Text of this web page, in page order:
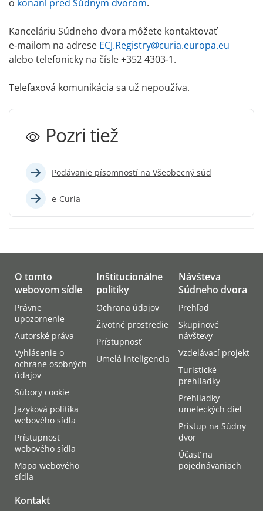
o konaní pred Súdnym dvorom.
Kanceláriu Súdneho dvora môžete kontaktovať
e‑mailom na adrese ECJ.Registry@curia.europa.eu
alebo telefonicky na čísle +352 4303‑1.
Telefaxová komunikácia sa už nepoužíva.
Pozri tiež
Podávanie písomností na Všeobecný súd
e-Curia
O tomto
webovom sídle
Právne
upozornenie
Autorské práva
Vyhlásenie o
ochrane osobných
údajov
Súbory cookie
Jazyková politika
webového sídla
Prístupnosť
webového sídla
Mapa webového
sídla
Inštitucionálne
politiky
Ochrana údajov
Životné prostredie
Prístupnosť
Umelá inteligencia
Návšteva
Súdneho dvora
Prehľad
Skupinové
návštevy
Vzdelávací projekt
Turistické
prehliadky
Prehliadky
umeleckých diel
Prístup na Súdny
dvor
Účasť na
pojednávaniach
Kontakt